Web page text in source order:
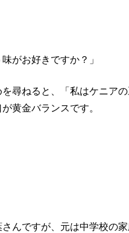
がお好きですか？」
尋ねると、「私はケニア
黄金バランスです。
んですが、元は中学校の家